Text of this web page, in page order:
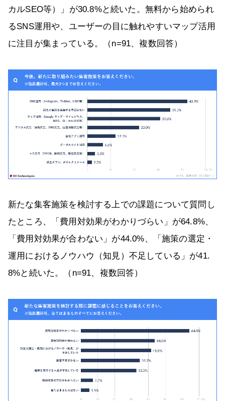
カルSEO等）」が30.8%と続いた。無料から始められ
るSNS運用や、ユーザーの目に触れやすいマップ活用
に注目が集まっている。（n=91、複数回答）
新たな集客施策を検討する上での課題について質問し
たところ、「費用対効果がわかりづらい」が64.8%、
「費用対効果が合わない」が44.0%、「施策の選定・
運用におけるノウハウ（知見）不足している」が41.
8%と続いた。（n=91、複数回答）